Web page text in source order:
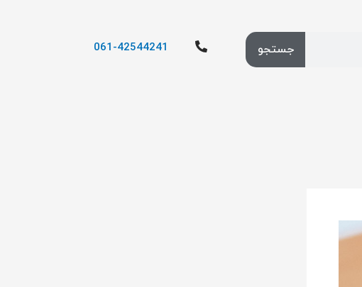
جستجو 061-42544241